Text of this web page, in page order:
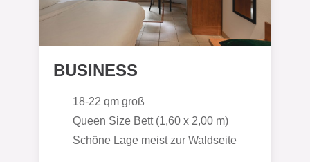
BUSINESS
18-22 qm groß
Queen Size Bett (1,60 x 2,00 m)
Schöne Lage meist zur Waldseite